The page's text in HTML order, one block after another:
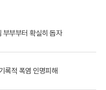
부부부터 확실히 돕자
록적 폭염 인명피해